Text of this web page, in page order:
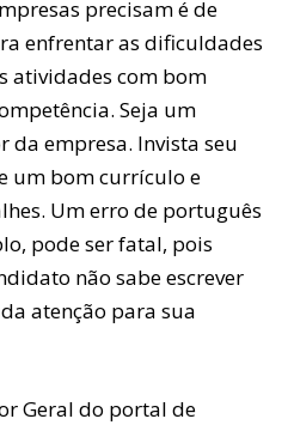
precisam é de
enfrentar as dificuldades
atividades com bom
Seja um
empresa. Invista seu
um bom currículo e
Um erro de português
pode ser fatal, pois
não sabe escrever
atenção para sua
Geral do portal de